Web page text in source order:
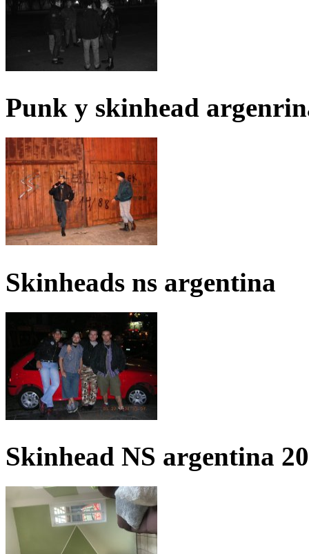
Punk y skinhead
Skinheads ns argentina
Skinhead NS argentina